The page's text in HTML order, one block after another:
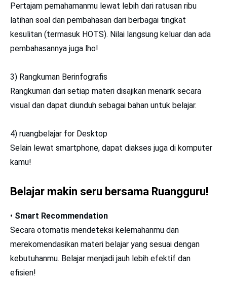
Pertajam pemahamanmu lewat lebih dari ratusan ribu
latihan soal dan pembahasan dari berbagai tingkat
kesulitan (termasuk HOTS). Nilai langsung keluar dan ada
pembahasannya juga lho!
3) Rangkuman Berinfografis
Rangkuman dari setiap materi disajikan menarik secara
visual dan dapat diunduh sebagai bahan untuk belajar.
4) ruangbelajar for Desktop
Selain lewat smartphone, dapat diakses juga di komputer
kamu!
Belajar makin seru bersama Ruangguru!
• Smart Recommendation
Secara otomatis mendeteksi kelemahanmu dan
merekomendasikan materi belajar yang sesuai dengan
kebutuhanmu. Belajar menjadi jauh lebih efektif dan
efisien!